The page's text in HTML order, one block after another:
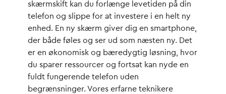
skærmskift kan du forlænge levetiden på din
telefon og slippe for at investere i en helt ny
enhed. En ny skærm giver dig en smartphone,
der både føles og ser ud som næsten ny. Det
er en økonomisk og bæredygtig løsning, hvor
du sparer ressourcer og fortsat kan nyde en
fuldt fungerende telefon uden
begrænsninger. Vores erfarne teknikere